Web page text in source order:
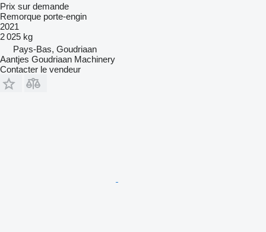
Prix sur demande
Remorque porte-engin
2021
2 025 kg
Pays-Bas, Goudriaan
Aantjes Goudriaan Machinery
Contacter le vendeur